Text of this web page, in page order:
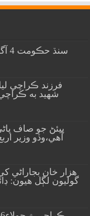
شهيد به
پيئڻ جو صاف
آهي،وڏو وزير
گوليون لڳل هيون: